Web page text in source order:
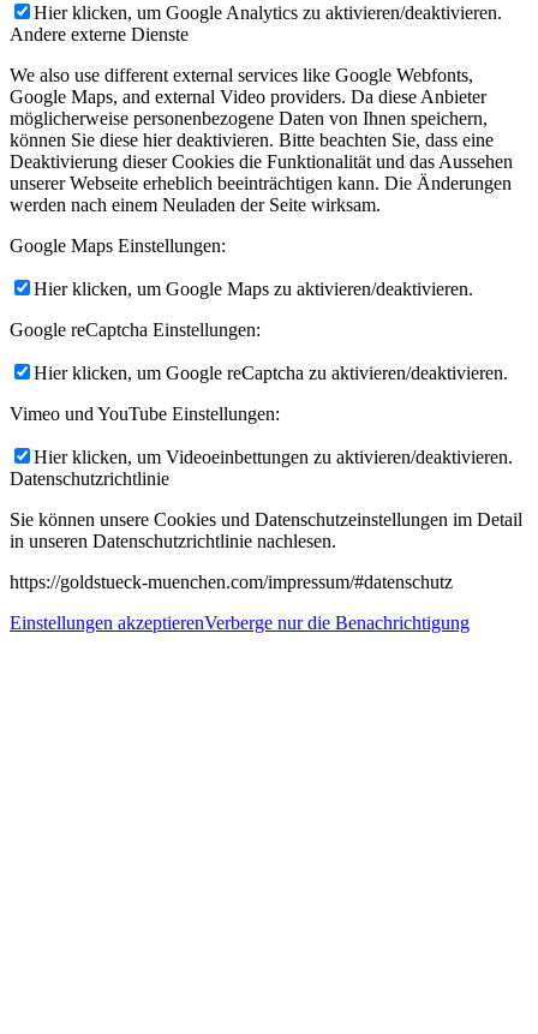
Hier klicken, um Google Analytics zu aktivieren/deaktivieren.
Andere externe Dienste
We also use different external services like Google Webfonts,
Google Maps, and external Video providers. Da diese Anbieter
möglicherweise personenbezogene Daten von Ihnen speichern,
können Sie diese hier deaktivieren. Bitte beachten Sie, dass eine
Deaktivierung dieser Cookies die Funktionalität und das Aussehen
unserer Webseite erheblich beeinträchtigen kann. Die Änderungen
werden nach einem Neuladen der Seite wirksam.
Google Maps Einstellungen:
Hier klicken, um Google Maps zu aktivieren/deaktivieren.
Google reCaptcha Einstellungen:
Hier klicken, um Google reCaptcha zu aktivieren/deaktivieren.
Vimeo und YouTube Einstellungen:
Hier klicken, um Videoeinbettungen zu aktivieren/deaktivieren.
Datenschutzrichtlinie
Sie können unsere Cookies und Datenschutzeinstellungen im Detail
in unseren Datenschutzrichtlinie nachlesen.
https://goldstueck-muenchen.com/impressum/#datenschutz
Einstellungen akzeptierenVerberge nur die Benachrichtigung